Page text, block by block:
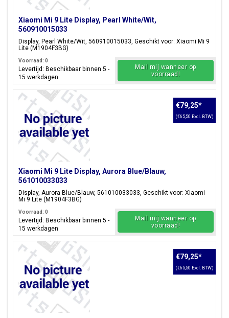
Xiaomi Mi 9 Lite Display, Pearl White/Wit,
560910015033
Display, Pearl White/Wit, 560910015033, Geschikt voor: Xiaomi Mi 9
Lite (M1904F3BG)
Voorraad: 0
Levertijd: Beschikbaar binnen 5 -
15 werkdagen
Mail mij wanneer op
voorraad!
Xiaomi Mi 9 Lite Display, Aurora Blue/Blauw,
561010033033
Display, Aurora Blue/Blauw, 561010033033, Geschikt voor: Xiaomi
Mi 9 Lite (M1904F3BG)
€79,25*
(€65,50 Excl. BTW)
Voorraad: 0
Levertijd: Beschikbaar binnen 5 -
15 werkdagen
Mail mij wanneer op
voorraad!
€79,25*
(€65,50 Excl. BTW)